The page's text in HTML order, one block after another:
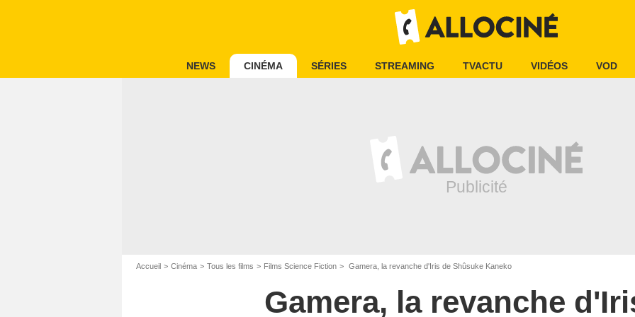
NEWS CINÉMA SÉRIES STREAMING TVACTU VIDÉOS VOD
Accueil Cinéma Tous les films Films Science Fiction Gamera, la revanche d'Iris de Shûsuke Kaneko
Gamera, la revanche